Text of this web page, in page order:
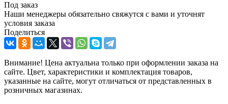
Под заказ
Наши менеджеры обязательно свяжутся с вами и уточнят
условия заказа
Поделиться
Внимание! Цена актуальна только при оформлении заказа на
сайте. Цвет, характеристики и комплектация товаров,
указанные на сайте, могут отличаться от представленных в
розничных магазинах.